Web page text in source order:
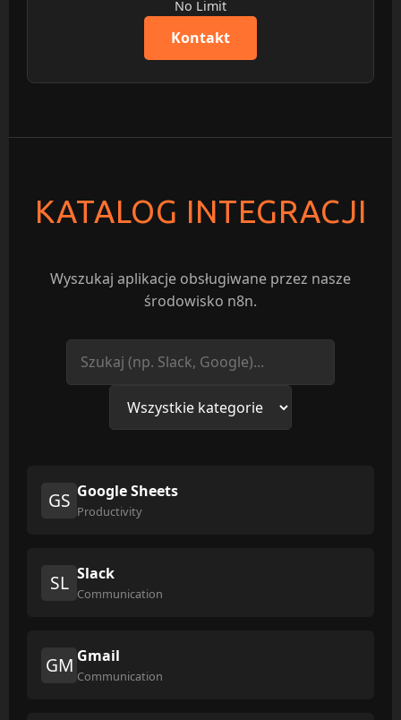
No Limit
Kontakt
KATALOG INTEGRACJI
Wyszukaj aplikacje obsługiwane przez nasze
środowisko n8n.
GS Google Sheets
Productivity
SL Slack
Communication
GM Gmail
Communication